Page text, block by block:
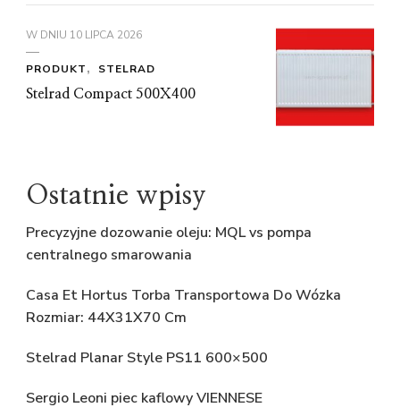
W DNIU 10 LIPCA 2026
PRODUKT
STELRAD
Stelrad Compact 500X400
Ostatnie wpisy
Precyzyjne dozowanie oleju: MQL vs pompa
centralnego smarowania
Casa Et Hortus Torba Transportowa Do Wózka
Rozmiar: 44X31X70 Cm
Stelrad Planar Style PS11 600×500
Sergio Leoni piec kaflowy VIENNESE